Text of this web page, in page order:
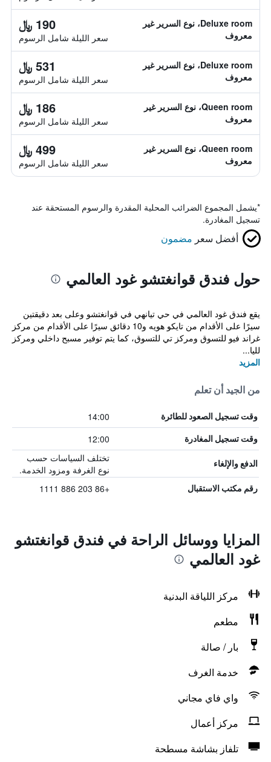
Deluxe room، نوع السرير غير
معروف
190 ﷼
سعر الليلة شامل الرسوم
Deluxe room، نوع السرير غير
معروف
531 ﷼
سعر الليلة شامل الرسوم
Queen room، نوع السرير غير
معروف
186 ﷼
سعر الليلة شامل الرسوم
Queen room، نوع السرير غير
معروف
499 ﷼
سعر الليلة شامل الرسوم
*يشمل المجموع الضرائب المحلية المقدرة والرسوم المستحقة عند
تسجيل المغادرة.
أفضل سعر مضمون
حول فندق قوانغتشو غود العالمي
يقع فندق غود العالمي في حي تيانهي في قوانغتشو وعلى بعد دقيقتين
سيرًا على الأقدام من تايكو هويه و10 دقائق سيرًا على الأقدام من مركز
غراند فيو للتسوق ومركز تي للتسوق، كما يتم توفير مسبح داخلي ومركز
لليا...
المزيد
من الجيد أن تعلم
وقت تسجيل الصعود للطائرة 14:00
وقت تسجيل المغادرة 12:00
الدفع والإلغاء
تختلف السياسات حسب
نوع الغرفة ومزود الخدمة.
رقم مكتب الاستقبال +86 203 886 1111
المزايا ووسائل الراحة في فندق قوانغتشو
غود العالمي
مركز اللياقة البدنية
مطعم
بار / صالة
خدمة الغرف
واي فاي مجاني
مركز أعمال
تلفاز بشاشة مسطحة